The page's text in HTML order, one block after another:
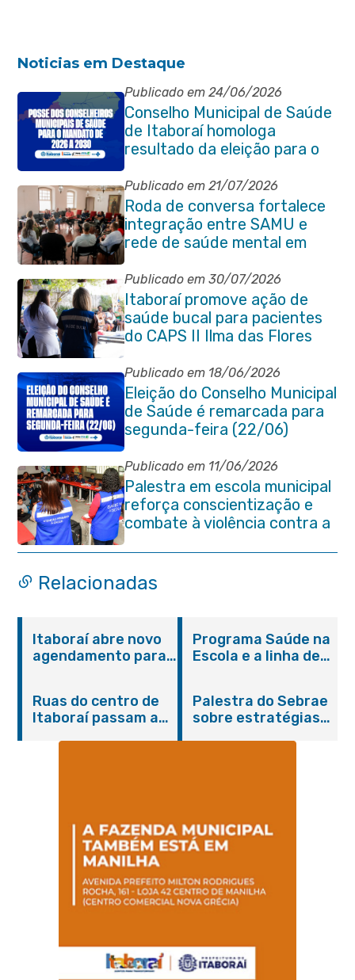
Noticias em Destaque
Publicado em 24/06/2026
Conselho Municipal de Saúde
de Itaboraí homologa
resultado da eleição para o
quadriênio 2026–2030
Publicado em 21/07/2026
Roda de conversa fortalece
integração entre SAMU e
rede de saúde mental em
Itaboraí
Publicado em 30/07/2026
Itaboraí promove ação de
saúde bucal para pacientes
do CAPS II Ilma das Flores
Publicado em 18/06/2026
Eleição do Conselho Municipal
de Saúde é remarcada para
segunda-feira (22/06)
Publicado em 11/06/2026
Palestra em escola municipal
reforça conscientização e
combate à violência contra a
pessoa idosa em Itaboraí
Relacionadas
Itaboraí abre novo
agendamento para
Programa Saúde na
Escola e a linha de
promovem
conscientização
sobre hanseníase
Ruas do centro de
Itaboraí passam a
Palestra do Sebrae
sobre estratégias